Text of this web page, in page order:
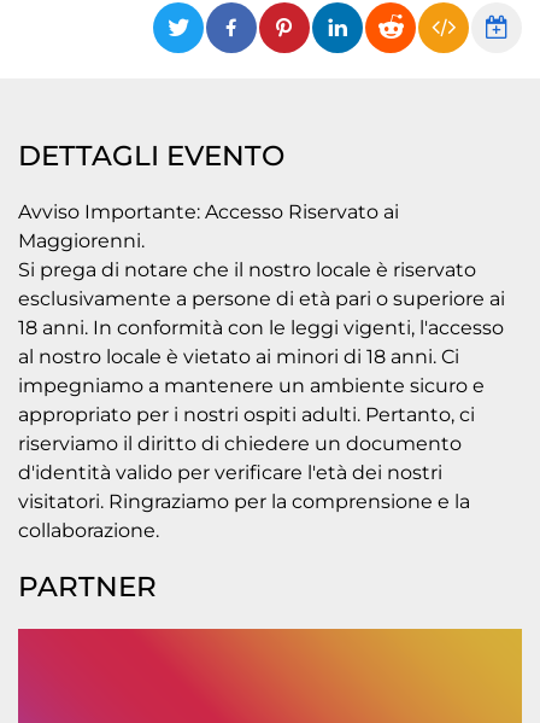
DETTAGLI EVENTO
Avviso Importante: Accesso Riservato ai
Maggiorenni.
Si prega di notare che il nostro locale è riservato
esclusivamente a persone di età pari o superiore ai
18 anni. In conformità con le leggi vigenti, l'accesso
al nostro locale è vietato ai minori di 18 anni. Ci
impegniamo a mantenere un ambiente sicuro e
appropriato per i nostri ospiti adulti. Pertanto, ci
riserviamo il diritto di chiedere un documento
d'identità valido per verificare l'età dei nostri
visitatori. Ringraziamo per la comprensione e la
collaborazione.
PARTNER